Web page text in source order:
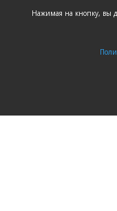
Нажимая на кнопку, вы